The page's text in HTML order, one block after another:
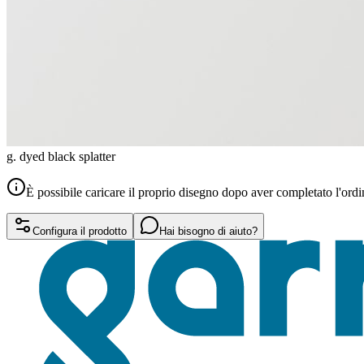
g. dyed black splatter
È possibile caricare il proprio disegno dopo aver completato
Configura il prodotto Hai bisogno di aiuto?